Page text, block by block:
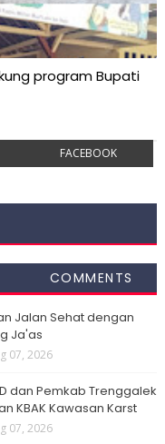
program Bupati
FACEBOOK
COMMENTS
Jalan Sehat dengan
Ja'as
07, 2026
dan Pemkab Trenggalek
KBAK Kawasan Karst
07, 2026